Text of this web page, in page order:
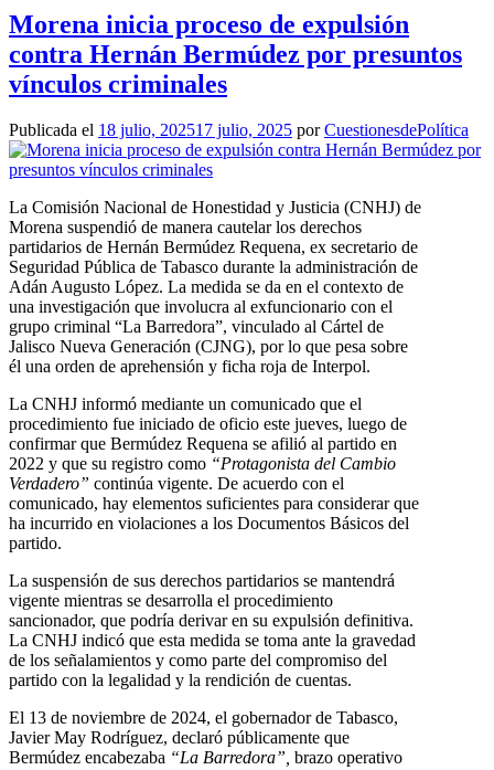
Morena inicia proceso de expulsión
contra Hernán Bermúdez por presuntos
vínculos criminales
Publicada el 18 julio, 202517 julio, 2025 porCuestionesdePolítica
La Comisión Nacional de Honestidad y Justicia (CNHJ) de
Morena suspendió de manera cautelar los derechos
partidarios de Hernán Bermúdez Requena, ex secretario de
Seguridad Pública de Tabasco durante la administración de
Adán Augusto López. La medida se da en el contexto de
una investigación que involucra al exfuncionario con el
grupo criminal “La Barredora”, vinculado al Cártel de
Jalisco Nueva Generación (CJNG), por lo que pesa sobre
él una orden de aprehensión y ficha roja de Interpol.
La CNHJ informó mediante un comunicado que el
procedimiento fue iniciado de oficio este jueves, luego de
confirmar que Bermúdez Requena se afilió al partido en
2022 y que su registro como “Protagonista del Cambio
Verdadero” continúa vigente. De acuerdo con el
comunicado, hay elementos suficientes para considerar que
ha incurrido en violaciones a los Documentos Básicos del
partido.
La suspensión de sus derechos partidarios se mantendrá
vigente mientras se desarrolla el procedimiento
sancionador, que podría derivar en su expulsión definitiva.
La CNHJ indicó que esta medida se toma ante la gravedad
de los señalamientos y como parte del compromiso del
partido con la legalidad y la rendición de cuentas.
El 13 de noviembre de 2024, el gobernador de Tabasco,
Javier May Rodríguez, declaró públicamente que
Bermúdez encabezaba “La Barredora”, brazo operativo